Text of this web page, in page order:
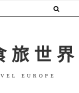
世界
EUROPE